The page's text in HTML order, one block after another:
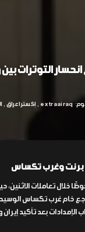
التوترات
extraairaq إكسترا عراق
وغرب تكساس
خلال تعاملات
خام غرب تكساس
بعد تأكيد إيران